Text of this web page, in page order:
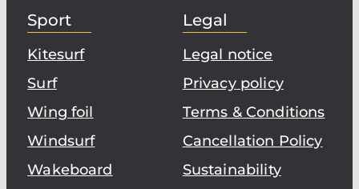
Sport
Kitesurf
Surf
Wing foil
Windsurf
Wakeboard
Legal
Legal notice
Privacy policy
Terms & Conditions
Cancellation Policy
Sustainability